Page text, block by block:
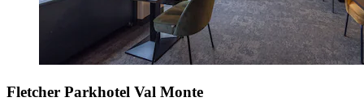
Fletcher Parkhotel Val Monte